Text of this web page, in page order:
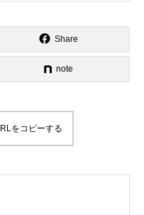
Share
note
をコピーする